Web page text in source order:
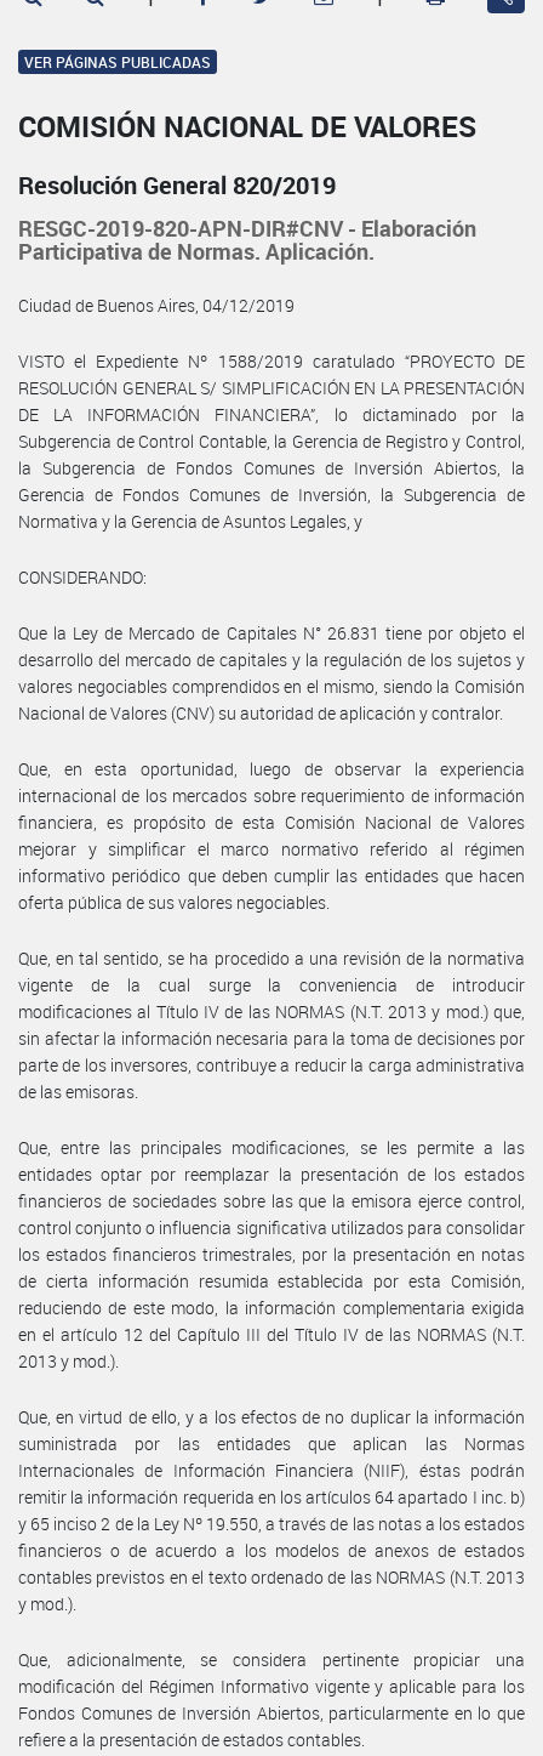
VER PÁGINAS PUBLICADAS
COMISIÓN NACIONAL DE VALORES
Resolución General 820/2019
RESGC-2019-820-APN-DIR#CNV - Elaboración
Participativa de Normas. Aplicación.
Ciudad de Buenos Aires, 04/12/2019
VISTO el Expediente Nº 1588/2019 caratulado “PROYECTO DE
RESOLUCIÓN GENERAL S/ SIMPLIFICACIÓN EN LA PRESENTACIÓN
DE LA INFORMACIÓN FINANCIERA”, lo dictaminado por la
Subgerencia de Control Contable, la Gerencia de Registro y Control,
la Subgerencia de Fondos Comunes de Inversión Abiertos, la
Gerencia de Fondos Comunes de Inversión, la Subgerencia de
Normativa y la Gerencia de Asuntos Legales, y
CONSIDERANDO:
Que la Ley de Mercado de Capitales N° 26.831 tiene por objeto el
desarrollo del mercado de capitales y la regulación de los sujetos y
valores negociables comprendidos en el mismo, siendo la Comisión
Nacional de Valores (CNV) su autoridad de aplicación y contralor.
Que, en esta oportunidad, luego de observar la experiencia
internacional de los mercados sobre requerimiento de información
financiera, es propósito de esta Comisión Nacional de Valores
mejorar y simplificar el marco normativo referido al régimen
informativo periódico que deben cumplir las entidades que hacen
oferta pública de sus valores negociables.
Que, en tal sentido, se ha procedido a una revisión de la normativa
vigente de la cual surge la conveniencia de introducir
modificaciones al Título IV de las NORMAS (N.T. 2013 y mod.) que,
sin afectar la información necesaria para la toma de decisiones por
parte de los inversores, contribuye a reducir la carga administrativa
de las emisoras.
Que, entre las principales modificaciones, se les permite a las
entidades optar por reemplazar la presentación de los estados
financieros de sociedades sobre las que la emisora ejerce control,
control conjunto o influencia significativa utilizados para consolidar
los estados financieros trimestrales, por la presentación en notas
de cierta información resumida establecida por esta Comisión,
reduciendo de este modo, la información complementaria exigida
en el artículo 12 del Capítulo III del Título IV de las NORMAS (N.T.
2013 y mod.).
Que, en virtud de ello, y a los efectos de no duplicar la información
suministrada por las entidades que aplican las Normas
Internacionales de Información Financiera (NIIF), éstas podrán
remitir la información requerida en los artículos 64 apartado I inc. b)
y 65 inciso 2 de la Ley Nº 19.550, a través de las notas a los estados
financieros o de acuerdo a los modelos de anexos de estados
contables previstos en el texto ordenado de las NORMAS (N.T. 2013
y mod.).
Que, adicionalmente, se considera pertinente propiciar una
modificación del Régimen Informativo vigente y aplicable para los
Fondos Comunes de Inversión Abiertos, particularmente en lo que
refiere a la presentación de estados contables.